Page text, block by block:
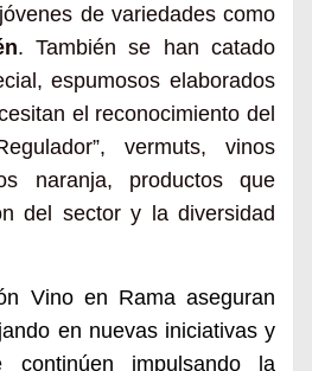
de variedades como
. También se han catado
espumosos elaborados
el reconocimiento del
vermuts, vinos
naranja, productos que
del sector y la diversidad
Vino en Rama aseguran
en nuevas iniciativas y
continúen impulsando la